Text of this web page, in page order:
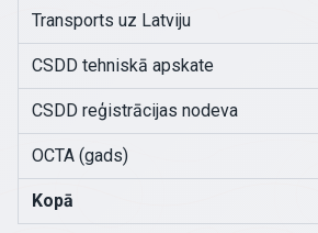
Transports uz Latviju
CSDD tehniskā apskate
CSDD reģistrācijas nodeva
OCTA (gads)
Kopā